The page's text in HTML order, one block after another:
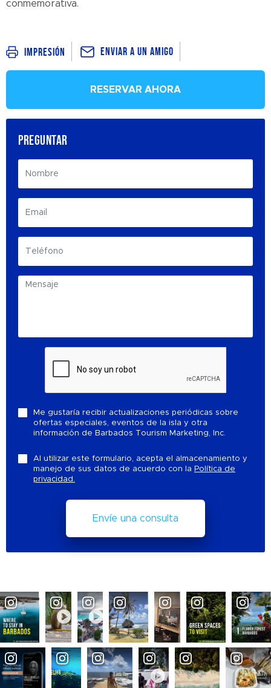
conmemorativa.​
Impresión Enviar a un amigo
RESERVAR AHORA
PREGUNTAR
Me gustaría recibir actualizaciones periódicas sobre
ofertas especiales, eventos de la isla y otra
información de Barbados Tourism Marketing, Inc.
Al utilizar este formulario, acepta el almacenamiento y
manejo de sus datos de acuerdo con la Política de
privacidad.